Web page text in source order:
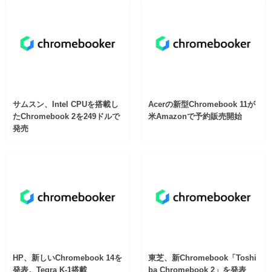
サムスン、Intel CPUを搭載し
たChromebook 2を249ドルで
発売
Acerの新型Chromebook 11が
米Amazonで予約販売開始
HP、新しいChromebook 14を
発表。Tegra K-1搭載
東芝、新Chromebook「Toshi
ba Chromebook 2」を発表